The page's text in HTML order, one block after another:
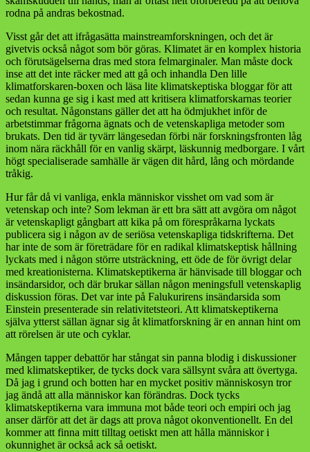
rodna på andras bekostnad.
Visst går det att ifrågasätta mainstreamforskningen, och det är
givetvis också något som bör göras. Klimatet är en komplex historia
och förutsägelserna dras med stora felmarginaler. Man måste dock
inse att det inte räcker med att gå och inhandla Den lille
klimatforskaren-boxen och läsa lite klimatskeptiska bloggar för att
sedan kunna ge sig i kast med att kritisera klimatforskarnas teorier
och resultat. Någonstans gäller det att ha ödmjukhet inför de
arbetstimmar frågorna ägnats och de vetenskapliga metoder som
brukats. Den tid är tyvärr längesedan förbi när forskningsfronten låg
inom nära räckhåll för en vanlig skärpt, läskunnig medborgare. I vårt
högt specialiserade samhälle är vägen dit hård, lång och mördande
tråkig.
Hur får då vi vanliga, enkla människor visshet om vad som är
vetenskap och inte? Som lekman är ett bra sätt att avgöra om något
är vetenskapligt gångbart att kika på om förespråkarna lyckats
publicera sig i någon av de seriösa vetenskapliga tidskrifterna. Det
har inte de som är företrädare för en radikal klimatskeptisk hållning
lyckats med i någon större utsträckning, ett öde de för övrigt delar
med kreationisterna. Klimatskeptikerna är hänvisade till bloggar och
insändarsidor, och där brukar sällan någon meningsfull vetenskaplig
diskussion föras. Det var inte på Falukurirens insändarsida som
Einstein presenterade sin relativitetsteori. Att klimatskeptikerna
själva ytterst sällan ägnar sig åt klimatforskning är en annan hint om
att rörelsen är ute och cyklar.
Mången tapper debattör har stångat sin panna blodig i diskussioner
med klimatskeptiker, de tycks dock vara sällsynt svåra att övertyga.
Då jag i grund och botten har en mycket positiv människosyn tror
jag ändå att alla människor kan förändras. Dock tycks
klimatskeptikerna vara immuna mot både teori och empiri och jag
anser därför att det är dags att prova något okonventionellt. En del
kommer att finna mitt tilltag oetiskt men att hålla människor i
okunnighet är också ack så oetiskt.